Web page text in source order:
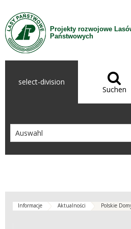
Zum Inhalt wechseln
Projekty rozwojowe
Państwowych
select-division 
Suchen
Informacje Aktualności Polskie